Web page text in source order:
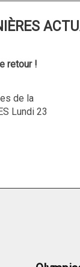
retour !
de la
Lundi 23